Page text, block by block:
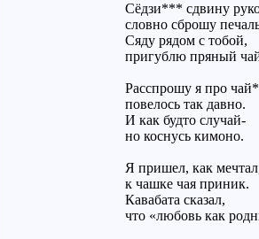
Сёдзи*** сдвину
словно сброшу
Сяду рядом с тобой,
пригублю пряный
Расспрошу я про
повелось так давно.
И как будто случай-
но коснусь кимоно.
Я пришел, как
к чашке чая приник.
Кавабата сказал,
что «любовь как